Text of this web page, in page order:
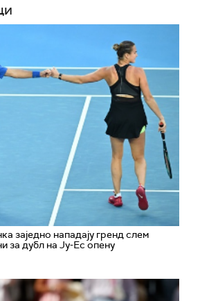
заједно нападају гренд слем
за дубл на Ју-Ес опену